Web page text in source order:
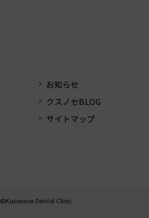
お知らせ
クスノセBLOG
サイトマップ
©Kusunose Dental Clinic